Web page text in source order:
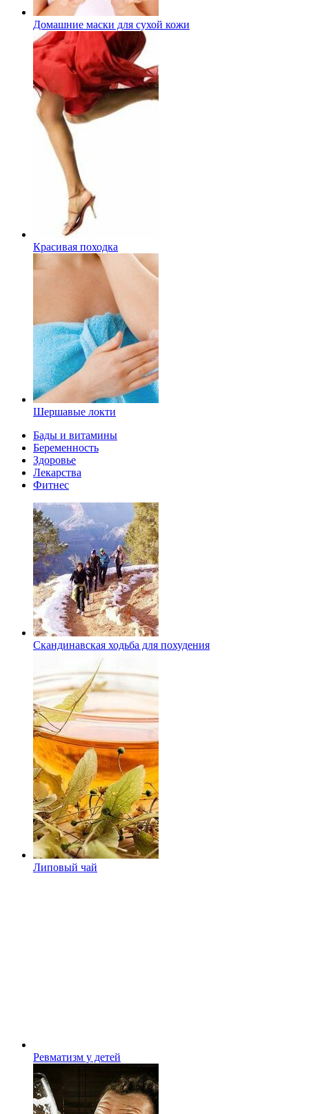
Домашние маски для сухой кожи
Красивая походка
Шершавые локти
Бады и витамины
Беременность
Здоровье
Лекарства
Фитнес
Скандинавская ходьба для похудения
Липовый чай
Ревматизм у детей